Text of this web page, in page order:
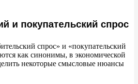
и покупательский спрос
спрос» и «покупательский
как синонимы, в экономической
некоторые смысловые нюансы